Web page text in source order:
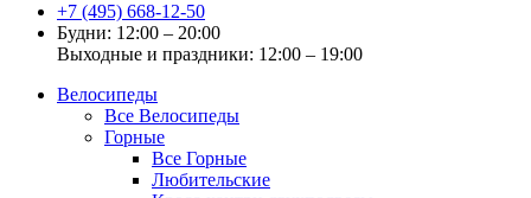
+7 (495) 668-12-50
Будни: 12:00 – 20:00
Выходные и праздники: 12:00 – 19:00
Велосипеды
Все Велосипеды
Горные
Все Горные
Любительские